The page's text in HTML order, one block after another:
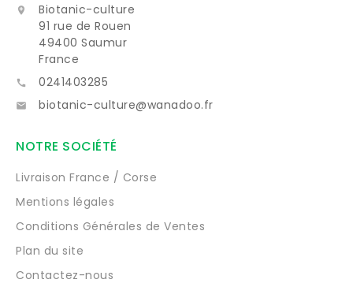

Biotanic-culture
91 rue de Rouen
49400 Saumur
France
 0241403285
 biotanic-culture@wanadoo.fr
NOTRE SOCIÉTÉ
Livraison France / Corse
Mentions légales
Conditions Générales de Ventes
Plan du site
Contactez-nous